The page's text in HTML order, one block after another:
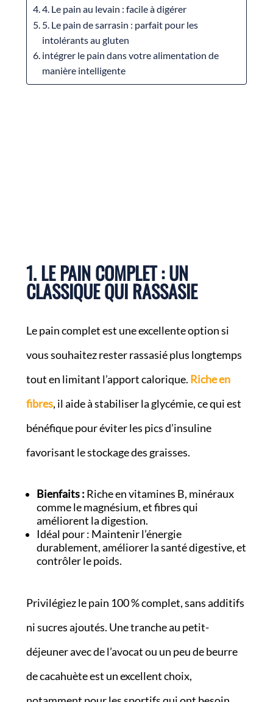
4. Le pain au levain : facile à digérer
5. Le pain de sarrasin : parfait pour les
intolérants au gluten
intégrer le pain dans votre alimentation de
manière intelligente
1. LE PAIN COMPLET : UN
CLASSIQUE QUI RASSASIE
Le pain complet est une excellente option si
vous souhaitez rester rassasié plus longtemps
tout en limitant l’apport calorique. Riche en
fibres, il aide à stabiliser la glycémie, ce qui est
bénéfique pour éviter les pics d’insuline
favorisant le stockage des graisses.
Bienfaits : Riche en vitamines B, minéraux
comme le magnésium, et fibres qui
améliorent la digestion.
Idéal pour : Maintenir l’énergie
durablement, améliorer la santé digestive, et
contrôler le poids.
Privilégiez le pain 100 % complet, sans additifs
ni sucres ajoutés. Une tranche au petit-
déjeuner avec de l’avocat ou un peu de beurre
de cacahuète est un excellent choix,